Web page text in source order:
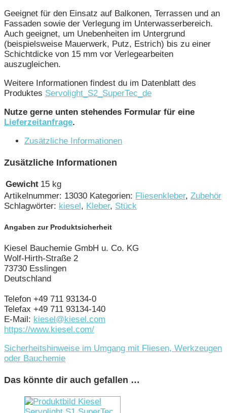
Geeignet für den Einsatz auf Balkonen, Terrassen und an
Fassaden sowie der Verlegung im Unterwasserbereich.
Auch geeignet, um Unebenheiten im Untergrund
(beispielsweise Mauerwerk, Putz, Estrich) bis zu einer
Schichtdicke von 15 mm vor Verlegearbeiten
auszugleichen.
Weitere Informationen findest du im Datenblatt des
Produktes Servolight_S2_SuperTec_de
Nutze gerne unten stehendes Formular für eine
Lieferzeitanfrage.
Zusätzliche Informationen
Zusätzliche Informationen
Gewicht 15 kg
Artikelnummer: 13030 Kategorien: Fliesenkleber, Zubehör
Schlagwörter: kiesel, Kleber, Stück
Angaben zur Produktsicherheit
Kiesel Bauchemie GmbH u. Co. KG
Wolf-Hirth-Straße 2
73730 Esslingen
Deutschland
Telefon +49 711 93134-0
Telefax +49 711 93134-140
E-Mail: kiesel@kiesel.com
https://www.kiesel.com/
Sicherheitshinweise im Umgang mit Fliesen, Werkzeugen
oder Bauchemie
Das könnte dir auch gefallen …